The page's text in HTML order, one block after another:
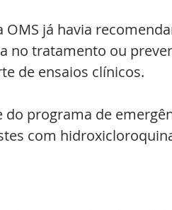
já havia
no tratamento ou
de ensaios clínicos.
do programa de
com